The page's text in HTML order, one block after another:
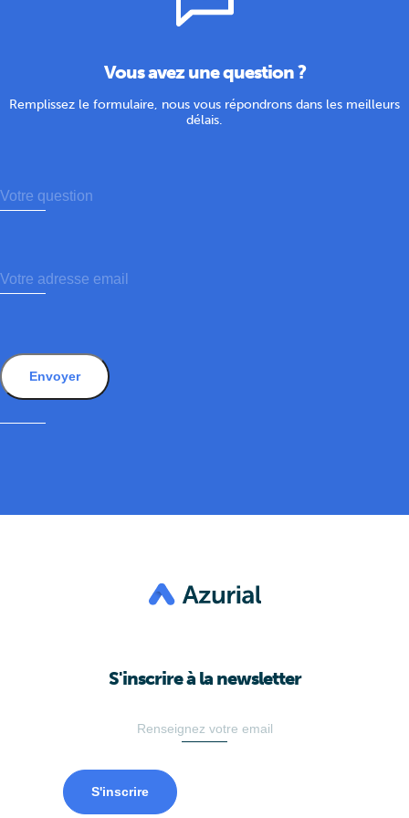
Vous avez une question ?
Remplissez le formulaire, nous vous répondrons dans les meilleurs
délais.
Envoyer
S'inscrire à la newsletter
S'inscrire